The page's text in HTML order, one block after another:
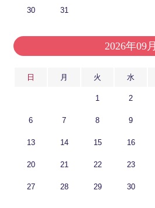
30 31
2026年09月
日 月 火 水
1 2
6 7 8 9
13 14 15 16
20 21 22 23
27 28 29 30